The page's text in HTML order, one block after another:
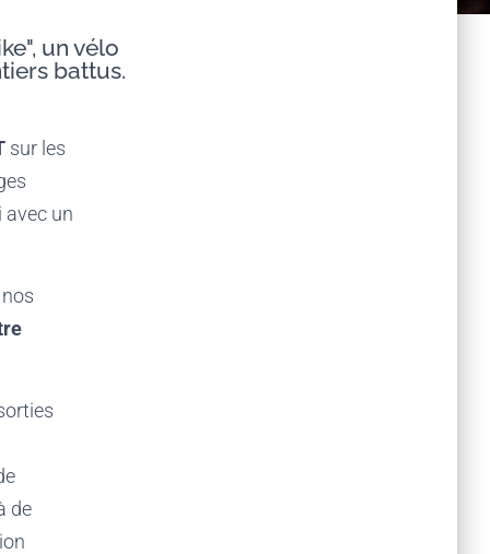
un vélo
battus.
sur les
un
de